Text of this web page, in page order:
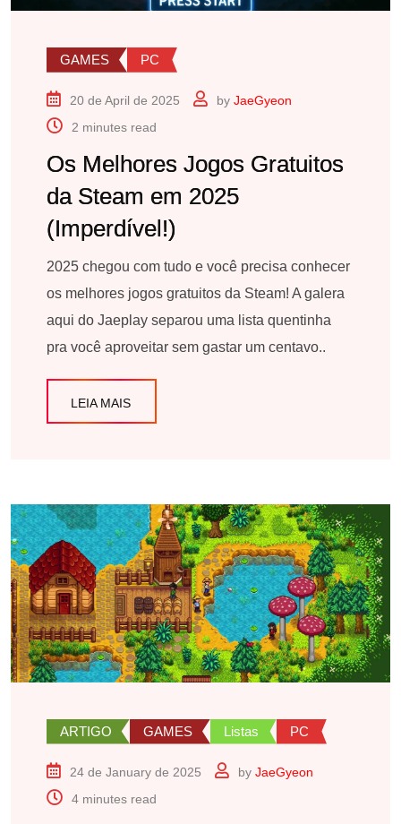
GAMES PC
20 de April de 2025 by JaeGyeon
2 minutes read
Os Melhores Jogos Gratuitos
da Steam em 2025
(Imperdível!)
2025 chegou com tudo e você precisa conhecer
os melhores jogos gratuitos da Steam! A galera
aqui do Jaeplay separou uma lista quentinha
pra você aproveitar sem gastar um centavo..
LEIA MAIS
ARTIGO GAMES Listas PC
24 de January de 2025 by JaeGyeon
4 minutes read